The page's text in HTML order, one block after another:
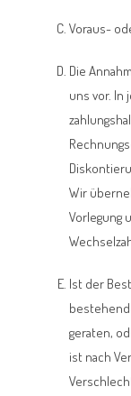
Voraus-
Die
uns vor. In
Wir
Vorlegung
Ist der
geraten,
ist nach